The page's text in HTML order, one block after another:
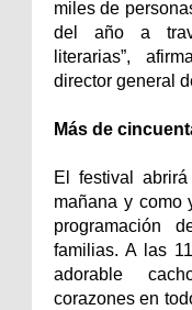
miles de
del año a
literarias”,
director general
Más de
El festival
mañana y como
programación
familias. A las
adorable
corazones en